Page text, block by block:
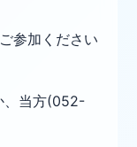
参加ください
、当方(052-